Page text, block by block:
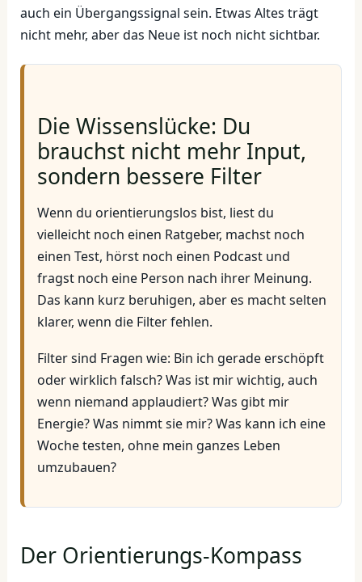
auch ein Übergangssignal sein. Etwas Altes trägt
nicht mehr, aber das Neue ist noch nicht sichtbar.
Die Wissenslücke: Du
brauchst nicht mehr Input,
sondern bessere Filter
Wenn du orientierungslos bist, liest du
vielleicht noch einen Ratgeber, machst noch
einen Test, hörst noch einen Podcast und
fragst noch eine Person nach ihrer Meinung.
Das kann kurz beruhigen, aber es macht selten
klarer, wenn die Filter fehlen.
Filter sind Fragen wie: Bin ich gerade erschöpft
oder wirklich falsch? Was ist mir wichtig, auch
wenn niemand applaudiert? Was gibt mir
Energie? Was nimmt sie mir? Was kann ich eine
Woche testen, ohne mein ganzes Leben
umzubauen?
Der Orientierungs-Kompass